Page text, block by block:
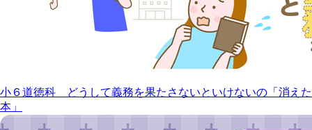
小６道徳科 どうして義務を果たさないといけないの「消えた
本」